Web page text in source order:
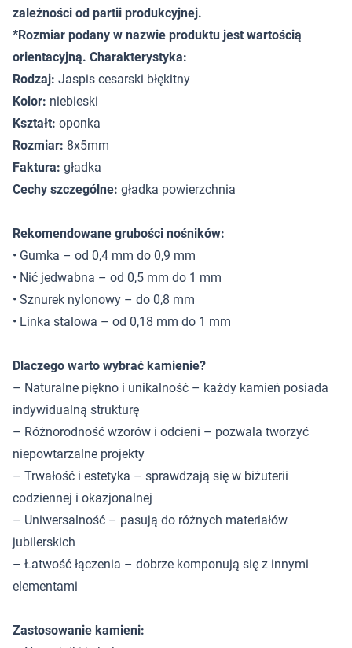
zależności od partii produkcyjnej.
*Rozmiar podany w nazwie produktu jest wartością
orientacyjną. Charakterystyka:
Rodzaj: Jaspis cesarski błękitny
Kolor: niebieski
Kształt: oponka
Rozmiar: 8x5mm
Faktura: gładka
Cechy szczególne: gładka powierzchnia
Rekomendowane grubości nośników:
• Gumka – od 0,4 mm do 0,9 mm
• Nić jedwabna – od 0,5 mm do 1 mm
• Sznurek nylonowy – do 0,8 mm
• Linka stalowa – od 0,18 mm do 1 mm
Dlaczego warto wybrać kamienie?
– Naturalne piękno i unikalność – każdy kamień posiada
indywidualną strukturę
– Różnorodność wzorów i odcieni – pozwala tworzyć
niepowtarzalne projekty
– Trwałość i estetyka – sprawdzają się w biżuterii
codziennej i okazjonalnej
– Uniwersalność – pasują do różnych materiałów
jubilerskich
– Łatwość łączenia – dobrze komponują się z innymi
elementami
Zastosowanie kamieni: